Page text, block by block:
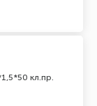
кл.пр.